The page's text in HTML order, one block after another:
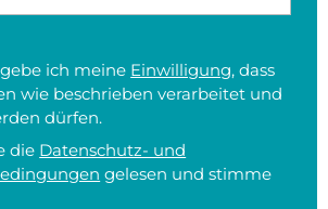
ich meine Einwilligung, dass
wie beschrieben verarbeitet und
dürfen.
die Datenschutz- und
gelesen und stimme